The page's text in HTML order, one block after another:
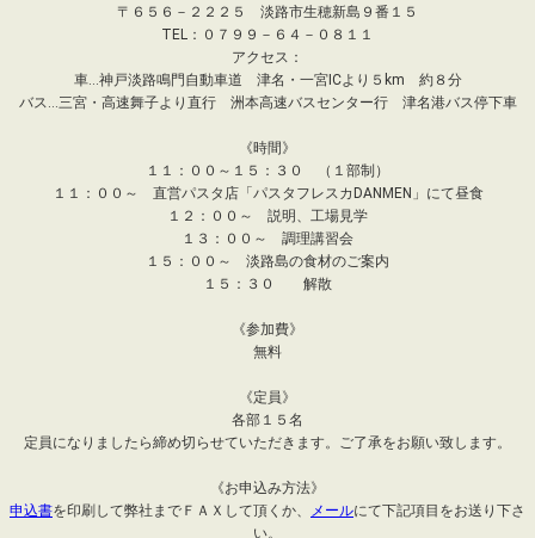
〒６５６－２２２５ 淡路市生穂新島９番１５
TEL：０７９９－６４－０８１１
アクセス：
車…神戸淡路鳴門自動車道 津名・一宮ICより５km 約８分
バス…三宮・高速舞子より直行 洲本高速バスセンター行 津名港バス停下車
《時間》
１１：００～１５：３０ （１部制）
１１：００～ 直営パスタ店「パスタフレスカDANMEN」にて昼食
１２：００～ 説明、工場見学
１３：００～ 調理講習会
１５：００～ 淡路島の食材のご案内
１５：３０ 解散
《参加費》
無料
《定員》
各部１５名
定員になりましたら締め切らせていただきます。ご了承をお願い致します。
《お申込み方法》
申込書を印刷して弊社までＦＡＸして頂くか、 メールにて下記項目をお送り下さ
い。